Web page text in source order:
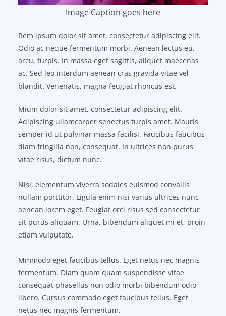
Image Caption goes here
Rem ipsum dolor sit amet, consectetur adipiscing elit.
Odio ac neque fermentum morbi. Aenean lectus eu,
arcu, turpis. In massa eget sagittis, aliquet maecenas
ac. Sed leo interdum aenean cras gravida vitae vel
blandit. Venenatis, magna feugiat rhoncus est.
Mium dolor sit amet, consectetur adipiscing elit.
Adipiscing ullamcorper senectus turpis amet. Mauris
semper id ut pulvinar massa facilisi. Faucibus faucibus
diam fringilla non, consequat. In ultrices non purus
vitae risus, dictum nunc.
Nisl, elementum viverra sodales euismod convallis
nullam porttitor. Ligula enim nisi varius ultrices nunc
aenean lorem eget. Feugiat orci risus sed consectetur
sit purus aliquam. Urna, bibendum aliquet mi et, proin
etiam vulputate.
Mmmodo eget faucibus tellus. Eget netus nec magnis
fermentum. Diam quam quam suspendisse vitae
consequat phasellus non odio morbi bibendum odio
libero. Cursus commodo eget faucibus tellus. Eget
netus nec magnis fermentum.